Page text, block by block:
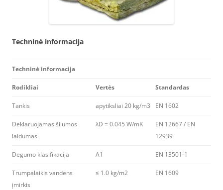
Techninė informacija
Techninė informacija
Rodikliai Vertės Standardas
Tankis apytiksliai 20 kg/m3 EN 1602
Deklaruojamas šilumos
laidumas
λD = 0.045 W/mK
EN 12667 / EN
12939
Degumo klasifikacija A1 EN 13501-1
Trumpalaikis vandens
įmirkis
≤ 1.0 kg/m2 EN 1609